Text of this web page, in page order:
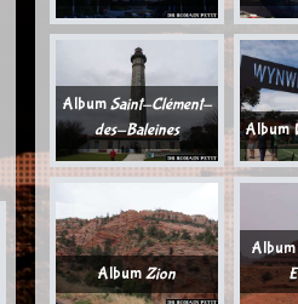
AlbumSaint-Clément-
des-Baleines
Album
AlbumZion
Album